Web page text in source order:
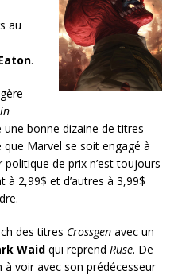
au
.
bonne dizaine de titres
que Marvel se soit engagé à
de prix n’est toujours
2,99$ et d’autres à 3,99$
des titres Crossgen avec un
Waid qui reprend Ruse. De
à voir avec son prédécesseur